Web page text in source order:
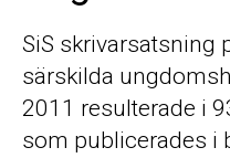
SiS skrivarsatsning
särskilda
2011 resulterade i
som publicerades i